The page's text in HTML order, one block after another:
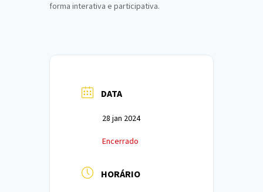
forma interativa e participativa.
DATA
28 jan 2024
Encerrado
HORÁRIO